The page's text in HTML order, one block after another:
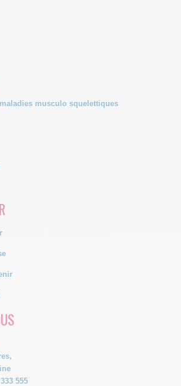
musculo squelettiques
555